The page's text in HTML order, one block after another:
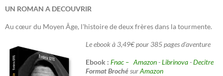
UN ROMAN A DECOUVRIR
Au cœur du Moyen Âge, l'histoire de deux frères dans la tourmente.
Le ebook à 3,49€ pour 385 pages d'aventure
Ebook : Fnac – Amazon-Librinova-Decitre
Format BrochésurAmazon